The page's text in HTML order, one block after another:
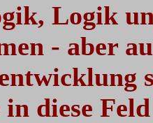
Logik
- aber
in diese